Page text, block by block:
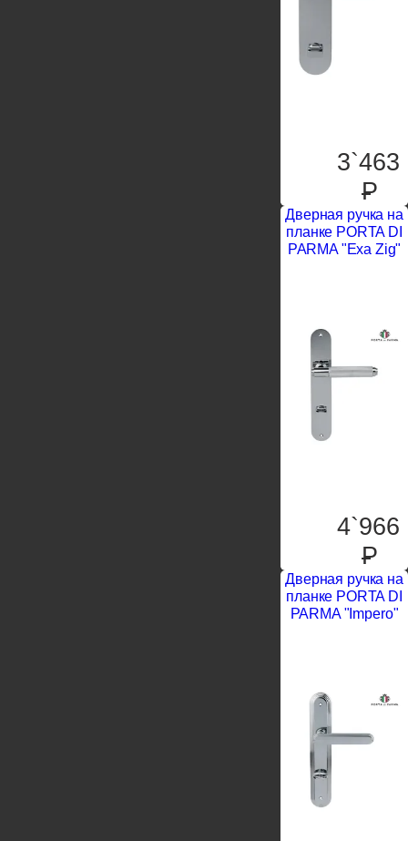
3`463
P
Дверная ручка на
планке PORTA DI
PARMA "Exa Zig"
4`966
P
Дверная ручка на
планке PORTA DI
PARMA "Impero"